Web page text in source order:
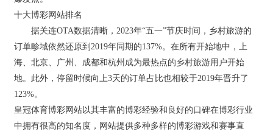
十大博彩网站排名
据关连OTA数据清晰，2023年“五一”节庆时间，乡村旅游的
订单畛域依然还原到2019年同期的137%。在所有开始地中，上
海、北京、广州、成都和杭州成为最热点的乡村旅游用户开始
地。此外，停留时候向上3天的订单占比也相较于2019年晋升了
123%。
皇冠体育博彩网站以其丰富的博彩经验和良好的口碑在博彩行业
中拥有很高的知名度，网站提供多种多样的博彩游戏和赛事直